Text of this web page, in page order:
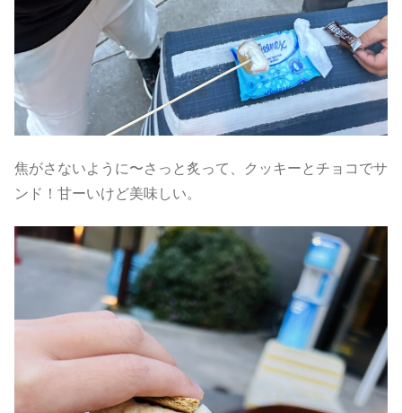
焦がさないように〜さっと炙って、クッキーとチョコでサ
ンド！甘ーいけど美味しい。